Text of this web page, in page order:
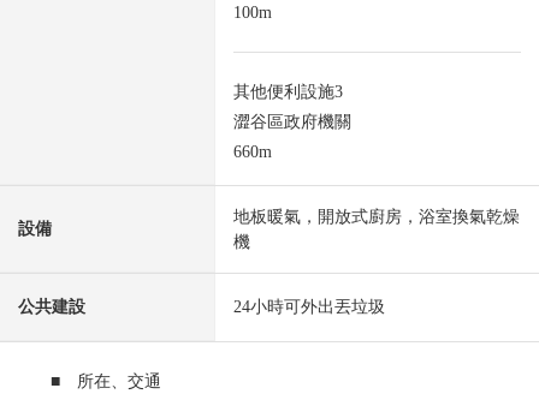
100m
其他便利設施3
澀谷區政府機關
660m
設備
地板暖氣，開放式廚房，浴室換氣乾燥
機
公共建設 24小時可外出丟垃圾
■ 所在、交通